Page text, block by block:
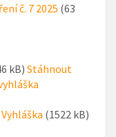
č. 7 2025 (63
kB)Stáhnout
(1522 kB)